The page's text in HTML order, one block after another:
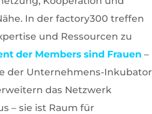
In der factory300 treffen
und Ressourcen zu
der Members sind Frauen –
der Unternehmens-Inkubator
das Netzwerk
– sie ist Raum für